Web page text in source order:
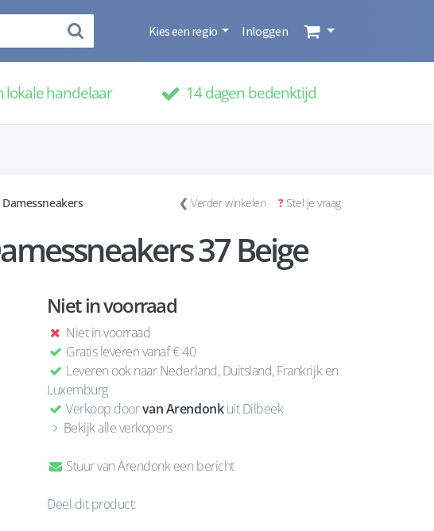
Kies een regio Inloggen
lokale handelaar 14 dagen bedenktijd
❮ Verder winkelen ? Stel je vraag
37 Beige
Niet in voorraad
Niet in voorraad
Gratis leveren vanaf € 40
Leveren ook naar Nederland, Duitsland, Frankrijk en
Luxemburg
Verkoop doorvan Arendonkuit Dilbeek
Bekijk alle verkopers
Stuur van Arendonk een bericht
Deel dit product: